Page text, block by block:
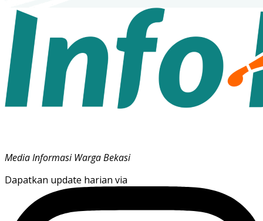
Media Informasi Warga Bekasi
Dapatkan update harian via